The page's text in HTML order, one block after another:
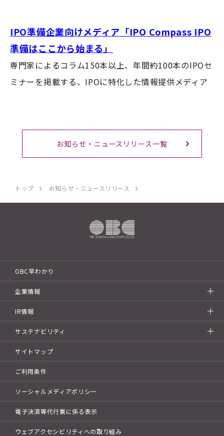
トップ お知らせ・ニュースリリース
IPO準備企業向けメディア「IPO Compass IPO
準備はここから始まる」
専門家によるコラム150本以上、年間約100本のIPOセ
ミナーを掲載する、IPOに特化した情報提供メディア
お知らせ・ニュースリリース一覧
OBC早わかり
企業情報
IR情報
サステナビリティ
サイトマップ
ご利用条件
ソーシャルメディアポリシー
電子決済等代行業に係る表示
ウェブアクセシビリティへの取り組み